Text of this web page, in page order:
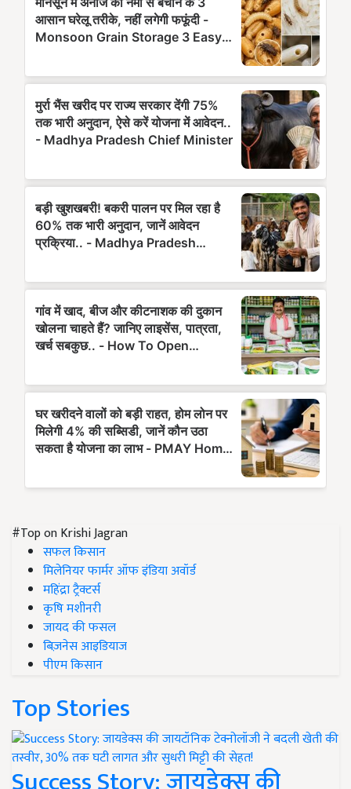
#Top on Krishi Jagran
सफल किसान
मिलेनियर फार्मर ऑफ इंडिया अवॉर्ड
महिंद्रा ट्रैक्टर्स
कृषि मशीनरी
जायद की फसल
बिज़नेस आइडियाज
पीएम किसान
Top Stories